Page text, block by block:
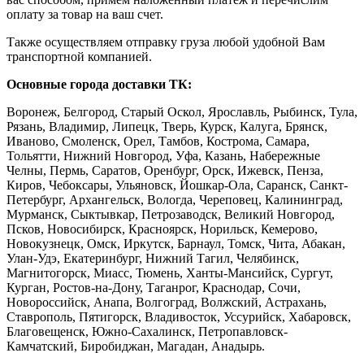
оплату за товар на ваш счет.
Также осуществляем отправку груза любой удобной Вам
транспортной компанией.
Основные города доставки ТК:
Воронеж, Белгород, Старый Оскол, Ярославль, Рыбинск, Тула,
Рязань, Владимир, Липецк, Тверь, Курск, Калуга, Брянск,
Иваново, Смоленск, Орел, Тамбов, Кострома, Самара,
Тольятти, Нижний Новгород, Уфа, Казань, Набережные
Челны, Пермь, Саратов, Оренбург, Орск, Ижевск, Пенза,
Киров, Чебоксары, Ульяновск, Йошкар-Ола, Саранск, Санкт-
Петербург, Архангельск, Вологда, Череповец, Калининград,
Мурманск, Сыктывкар, Петрозаводск, Великий Новгород,
Псков, Новосибирск, Красноярск, Норильск, Кемерово,
Новокузнецк, Омск, Иркутск, Барнаул, Томск, Чита, Абакан,
Улан-Удэ, Екатеринбург, Нижний Тагил, Челябинск,
Магнитогорск, Миасс, Тюмень, Ханты-Мансийск, Сургут,
Курган, Ростов-на-Дону, Таганрог, Краснодар, Сочи,
Новороссийск, Анапа, Волгоград, Волжский, Астрахань,
Ставрополь, Пятигорск, Владивосток, Уссурийск, Хабаровск,
Благовещенск, Южно-Сахалинск, Петропавловск-
Камчатский, Биробиджан, Магадан, Анадырь.